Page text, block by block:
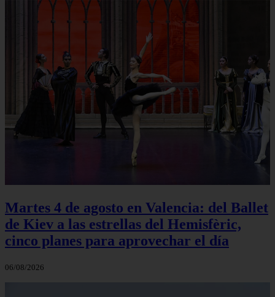
Martes 4 de agosto en Valencia: del Ballet
de Kiev a las estrellas del Hemisfèric,
cinco planes para aprovechar el día
06/08/2026